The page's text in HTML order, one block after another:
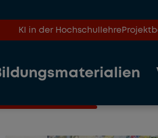
KI in der Hochschullehre